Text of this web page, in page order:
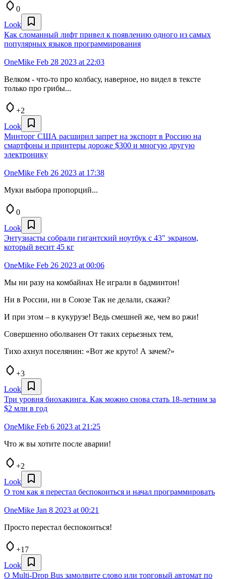
0
Look
Как сломанный лифт привел к появлению одного из самых
популярных языков программирования
OneMike Feb 28 2023 at 22:03
Велком - что-то про колбасу, наверное, но видел в тексте
только про грибы...
+2
Look
Минторг США расширил запрет на экспорт в Россию на
смартфоны и принтеры дороже $300 и многую другую
электронику
OneMike Feb 26 2023 at 17:38
Муки выбора пропорций...
0
Look
Энтузиасты собрали гигантский ноутбук с 43" экраном,
который весит 45 кг
OneMike Feb 26 2023 at 00:06
Мы ни разу на комбайнах Не играли в бадминтон!
Ни в России, ни в Союзе Так не делали, скажи?
И при этом – в кукурузе! Ведь смешней же, чем во ржи!
Совершенно оболванен От таких серьезных тем,
Тихо ахнул поселянин: «Вот же круто! А зачем?»
+3
Look
Три уровня биохакинга. Как можно снова стать 18-летним за
$2 млн в год
OneMike Feb 6 2023 at 21:25
Что ж вы хотите после аварии!
+2
Look
О том как я перестал беспокоиться и начал программировать
OneMike Jan 8 2023 at 00:21
Просто перестал беспокоиться!
+17
Look
О Multi-Drop Bus замолвите слово или торговый автомат по